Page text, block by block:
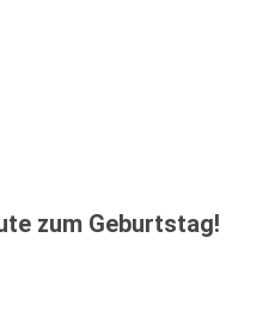
zum Geburtstag!